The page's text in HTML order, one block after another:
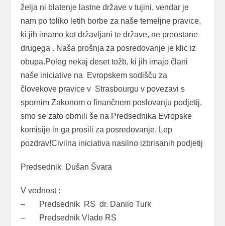
želja ni blatenje lastne države v tujini, vendar je
nam po toliko letih borbe za naše temeljne pravice,
ki jih imamo kot državljani te države, ne preostane
drugega . Naša prošnja za posredovanje je klic iz
obupa.Poleg nekaj deset tožb, ki jih imajo člani
naše iniciative na Evropskem sodišču za
človekove pravice v Strasbourgu v povezavi s
spornim Zakonom o finančnem poslovanju podjetij,
smo se zato obrnili še na Predsednika Evropske
komisije in ga prosili za posredovanje. Lep
pozdrav!Civilna iniciativa nasilno izbrisanih podjetij
Predsednik Dušan Švara
V vednost :
– Predsednik RS dr. Danilo Turk
– Predsednik Vlade RS